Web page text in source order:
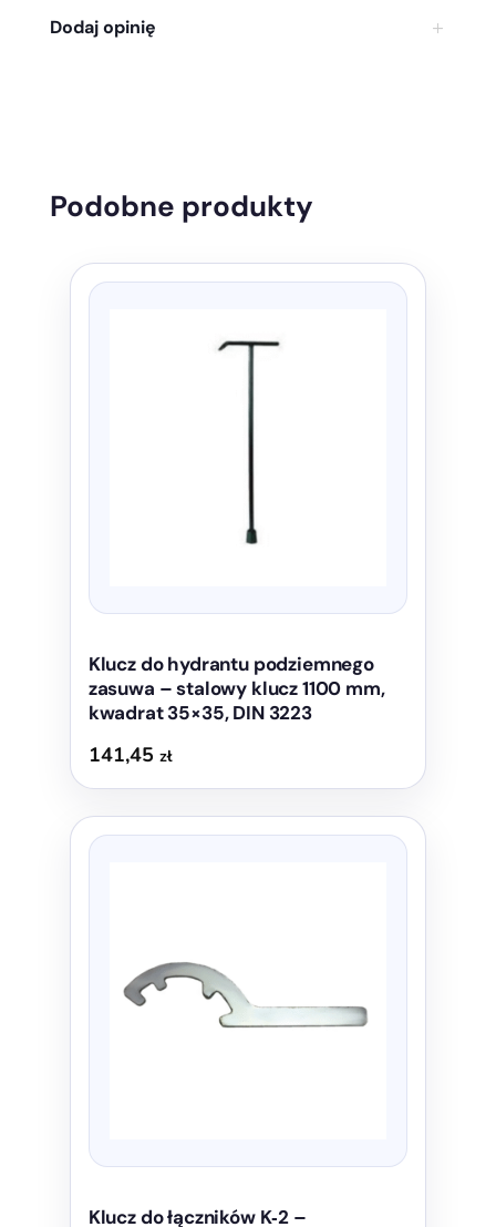
Dodaj opinię
Podobne produkty
Klucz do hydrantu podziemnego
zasuwa – stalowy klucz 1100 mm,
kwadrat 35×35, DIN 3223
141,45 zł
Klucz do łączników K‑2 –